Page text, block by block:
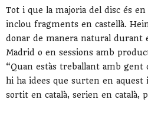
Tot i que la majoria del disc és
inclou fragments en castellà.
donar de manera natural durant
Madrid o en sessions amb
“Quan estàs treballant amb gent
hi ha idees que surten en aquest
sortit en català, serien en català,